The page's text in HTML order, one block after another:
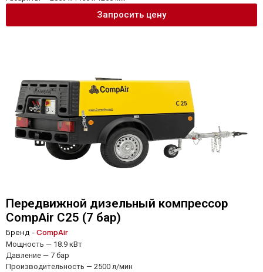
Запросить цену
Передвижной дизельный компрессор
CompAir C25 (7 бар)
Бренд -CompAir
Мощность — 18.9 кВт
Давление — 7 бар
Производительность — 2500 л/мин